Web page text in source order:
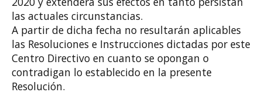
las actuales circunstancias.
A partir de dicha fecha no resultarán aplicables
las Resoluciones e Instrucciones dictadas por este
Centro Directivo en cuanto se opongan o
contradigan lo establecido en la presente
Resolución.